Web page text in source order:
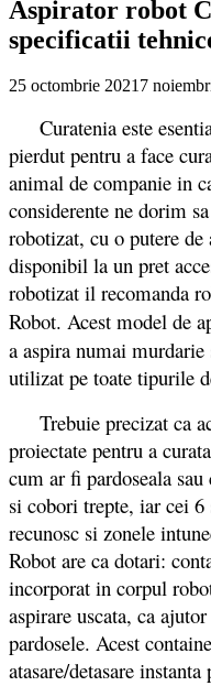
Aspirator robot
specificatii
25 octombrie 20217
Curatenia este
pierdut pentru a face
animal de companie in
considerente ne dorim
robotizat, cu o putere de
disponibil la un pret
robotizat il recomanda
Robot. Acest model de
a aspira numai
utilizat pe toate tipurile
Trebuie precizat ca
proiectate pentru a
cum ar fi pardoseala
si cobori trepte, iar cei
recunosc si zonele
Robot are ca dotari:
incorporat in corpul
aspirare uscata, ca
pardosele. Acest
atasare/detasare